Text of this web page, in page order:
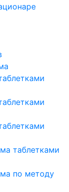
таблетками
по методу